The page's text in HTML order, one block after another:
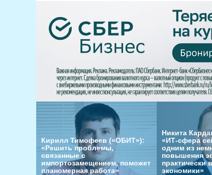
Кирилл Тимофеев («ОБИТ»):
«Решить проблемы,
связанные с
импортозамещением, поможет
планомерная работа»
Никита
«ИТ-сфера
одним из
повышения
практически
экономики»